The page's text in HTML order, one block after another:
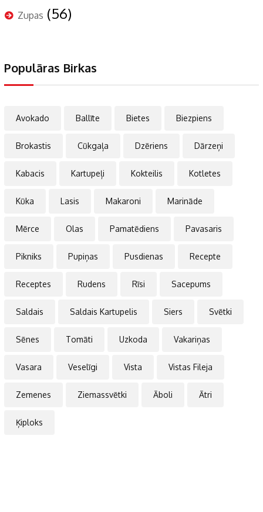
Zupas (56)
Populāras Birkas
Avokado Ballīte Bietes Biezpiens
Brokastis Cūkgaļa Dzēriens Dārzeņi
Kabacis Kartupeļi Kokteilis Kotletes
Kūka Lasis Makaroni Marināde
Mērce Olas Pamatēdiens Pavasaris
Pikniks Pupiņas Pusdienas Recepte
Receptes Rudens Rīsi Sacepums
Saldais Saldais Kartupelis Siers Svētki
Sēnes Tomāti Uzkoda Vakariņas
Vasara Veselīgi Vista Vistas Fileja
Zemenes Ziemassvētki Āboli Ātri
Ķiploks